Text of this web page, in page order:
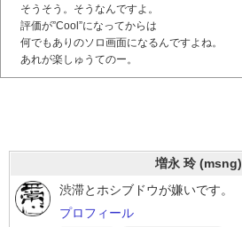
そうそう。そうなんですよ。
評価が”Cool”になってからは
何でもありのソロ画面になるんですよね。
あれが楽しゅうてのー。
増永 玲 (msng)
渋滞とホシブドウが嫌いです。
プロフィール